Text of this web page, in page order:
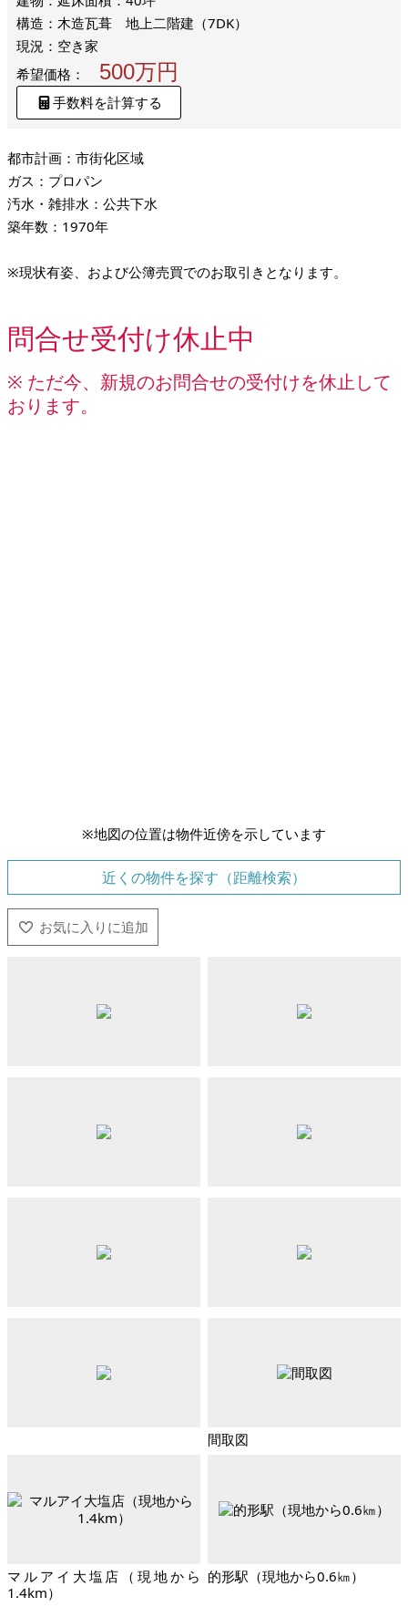
構造：木造瓦葺 地上二階建（7DK）
現況：空き家
希望価格：
500万円
手数料を計算する
都市計画：市街化区域
ガス：プロパン
汚水・雑排水：公共下水
築年数：1970年
※現状有姿、および公簿売買でのお取引きとなります。
問合せ受付け休止中
※ ただ今、新規のお問合せの受付けを休止して
おります。
※地図の位置は物件近傍を示しています
近くの物件を探す（距離検索）
間取図
マルアイ大塩店（現地から
1.4km）
的形駅（現地から0.6㎞）